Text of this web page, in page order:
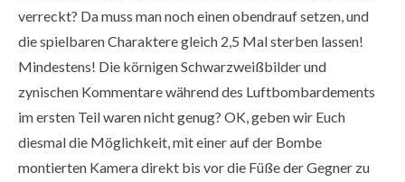
verreckt? Da muss man noch einen obendrauf setzen, und
die spielbaren Charaktere gleich 2,5 Mal sterben lassen!
Mindestens! Die körnigen Schwarzweißbilder und
zynischen Kommentare während des Luftbombardements
im ersten Teil waren nicht genug? OK, geben wir Euch
diesmal die Möglichkeit, mit einer auf der Bombe
montierten Kamera direkt bis vor die Füße der Gegner zu